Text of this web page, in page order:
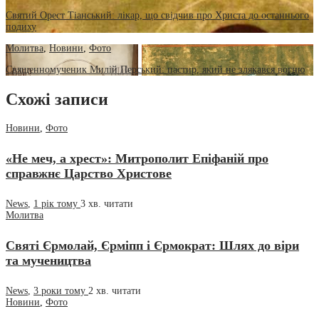
Святий Орест Тіанський: лікар, що свідчив про Христа до останнього
подиху
Молитва,Новини,Фото
Священномученик Милій Перський: пастир, який не злякався вогню
Схожі записи
Новини, Фото
«Не меч, а хрест»: Митрополит Епіфаній про
справжнє Царство Христове
News, 1 рік тому 3 хв. читати
Молитва
Святі Єрмолай, Єрміпп і Єрмократ: Шлях до віри
та мучеництва
News, 3 роки тому 2 хв. читати
Новини, Фото